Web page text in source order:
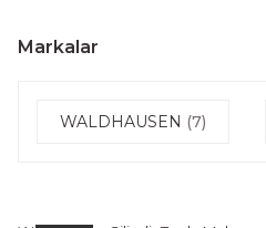
Markalar
WALDHAUSEN (7)